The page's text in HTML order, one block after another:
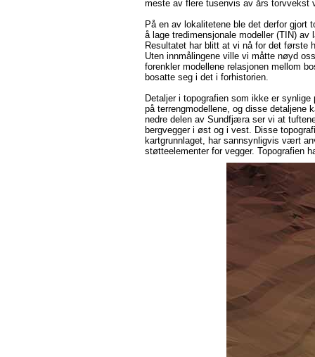
meste av flere tusenvis av års torvvekst
På en av lokalitetene ble det derfor gjort
å lage tredimensjonale modeller (TIN)
Resultatet har blitt at vi nå for det første
Uten innmålingene ville vi måtte nøyd
forenkler modellene relasjonen mellom
bosatte seg i det i forhistorien.
Detaljer i topografien som ikke er
på terrengmodellene, og disse detaljene
nedre delen av Sundfjæra ser vi at
bergvegger i øst og i vest. Disse
kartgrunnlaget, har sannsynligvis vært
støtteelementer for vegger. Topografien